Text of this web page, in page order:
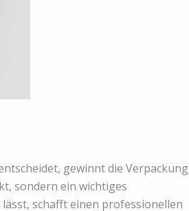
gewinnt die Verpackung
sondern ein wichtiges
lässt, schafft einen professionellen